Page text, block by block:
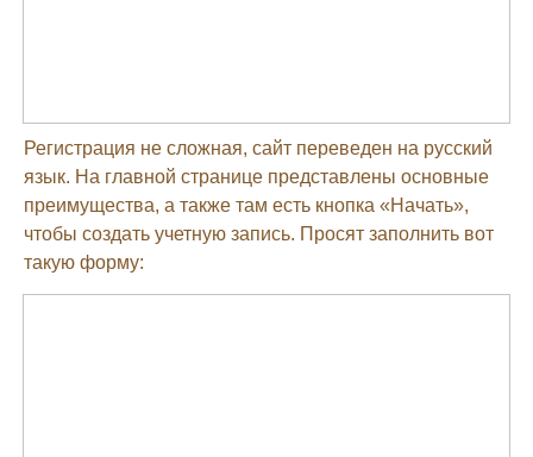
Регистрация не сложная, сайт переведен на русский
язык. На главной странице представлены основные
преимущества, а также там есть кнопка «Начать»,
чтобы создать учетную запись. Просят заполнить вот
такую форму: